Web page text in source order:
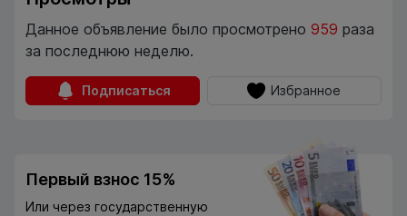
Данное объявление было просмотрено 959 раза
за последнюю неделю.
Подписаться Избранное
Первый взнос 15%
Или через государственную